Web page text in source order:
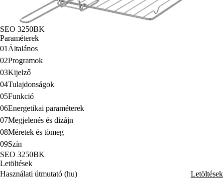
SEO 3250BK
Paraméterek
01 Általános
02Programok
03Kijelző
04Tulajdonságok
05Funkció
06Energetikai paraméterek
07Megjelenés és dizájn
08Méretek és tömeg
09Szín
SEO 3250BK
Letöltések
Használati útmutató (hu)
Letöltések